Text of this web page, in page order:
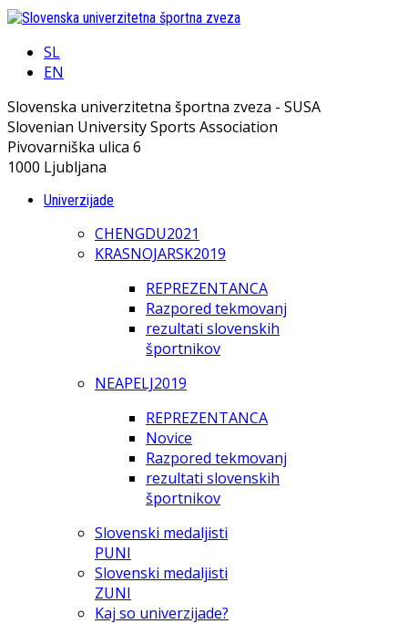
SL
EN
Slovenska univerzitetna športna zveza - SUSA
Slovenian University Sports Association
Pivovarniška ulica 6
1000 Ljubljana
Univerzijade
CHENGDU2021
KRASNOJARSK2019
REPREZENTANCA
Razpored tekmovanj
rezultati slovenskih
športnikov
NEAPELJ2019
REPREZENTANCA
Novice
Razpored tekmovanj
rezultati slovenskih
športnikov
Slovenski medaljisti
PUNI
Slovenski medaljisti
ZUNI
Kaj so univerzijade?